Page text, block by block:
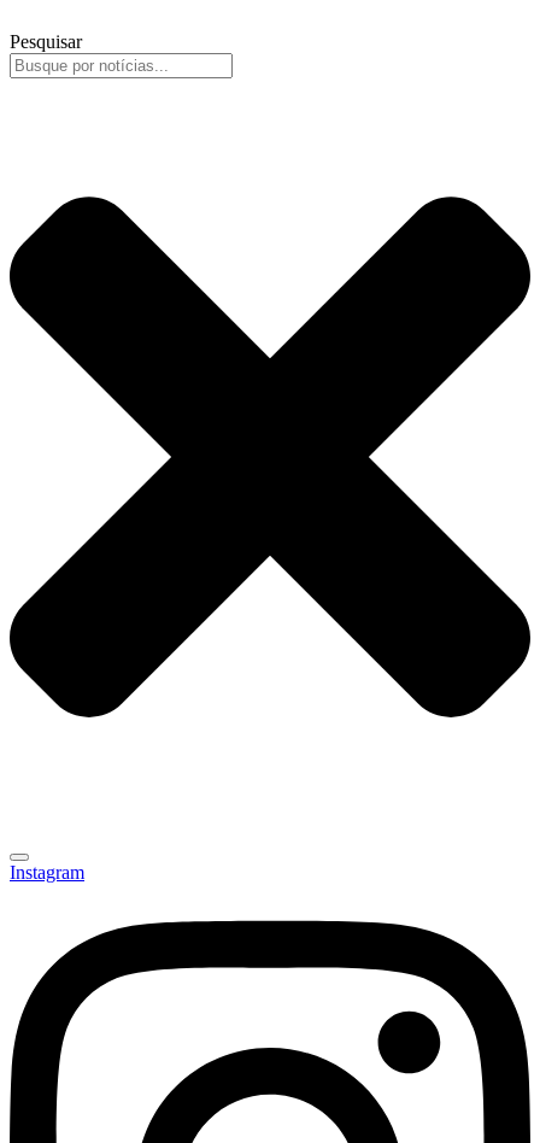
Pesquisar
Instagram